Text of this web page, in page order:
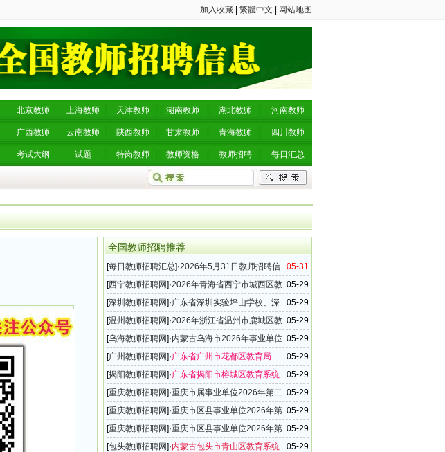
加入收藏 繁體中文 网站地图
北京教师 上海教师 天津教师 湖南教师 湖北教师 河南教师
广西教师 云南教师 陕西教师 甘肃教师 青海教师 四川教师
考试大纲 试题 特岗教师 教师资格 教师招聘 每日汇总
全国教师招聘推荐
05-31
[每日教师招聘汇总]·2026年5月31日教师招聘信
息汇总（33条）
05-29
[西宁教师招聘网]·2026年青海省西宁市城西区教
师招聘公告
05-29
[深圳教师招聘网]·广东省深圳实验坪山学校、深
圳外国语学校坪山学校2026年上半年教师招聘公告05-29
[温州教师招聘网]·2026年浙江省温州市鹿城区教
师招聘公告
05-29
[乌海教师招聘网]·内蒙古乌海市2026年事业单位
教师招聘公告
05-29
[广州教师招聘网]·广东省广州市花都区教育局
2026年事业编制教师招聘50名公告
05-29
[揭阳教师招聘网]·广东省揭阳市榕城区教育系统
2026年教师招聘260名公告
05-29
[重庆教师招聘网]·重庆市属事业单位2026年第二
季度公开招聘工作人员公告
05-29
[重庆教师招聘网]·重庆市区县事业单位2026年第
二季度考核招聘教师公告
05-29
[重庆教师招聘网]·重庆市区县事业单位2026年第
二季度教师招聘公告
05-29
[包头教师招聘网]·内蒙古包头市青山区教育系统